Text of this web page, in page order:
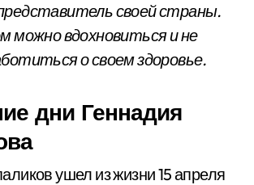
своей страны.
можно вдохновиться и не
о своем здоровье.
дни Геннадия
ушел из жизни 15 апреля